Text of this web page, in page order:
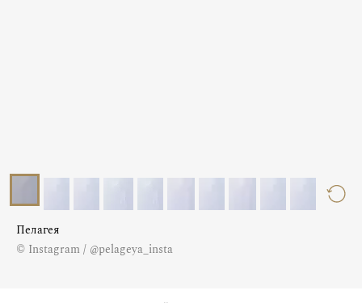
Пелагея
© Instagram / @pelageya_insta